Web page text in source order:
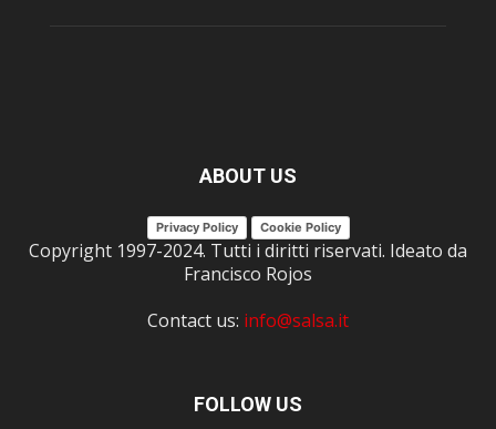
ABOUT US
Privacy Policy Cookie Policy
Copyright 1997-2024. Tutti i diritti riservati. Ideato da
Francisco Rojos
Contact us: info@salsa.it
FOLLOW US